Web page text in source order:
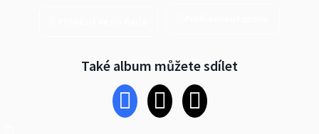
Také album můžete sdílet